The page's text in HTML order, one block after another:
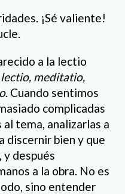
¡Sé valiente!
a la lectio
lectio, meditatio,
. Cuando sentimos
complicadas
tema, analizarlas a
discernir bien y que
y después
a la obra. No es
sino entender